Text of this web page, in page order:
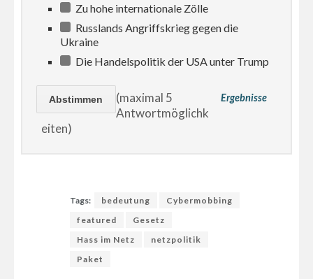
Zu hohe internationale Zölle
Russlands Angriffskrieg gegen die
Ukraine
Die Handelspolitik der USA unter Trump
Ergebnisse
(maximal 5
Antwortmöglichk
eiten)
Tags: bedeutung
Cybermobbing
featured
Gesetz
Hass im Netz
netzpolitik
Paket